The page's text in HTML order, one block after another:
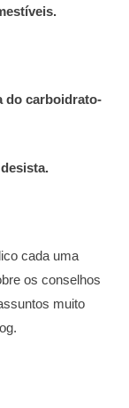
do carboidrato-
cada uma
os conselhos
muito